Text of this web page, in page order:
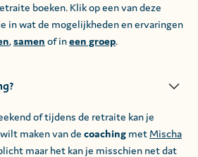
boeken. Klik op een van deze
in wat de mogelijkheden en ervaringen
,samen of ineen groep.
of tijdens de retraite kan je
maken van de coaching met Mischa
maar het kan je misschien net dat